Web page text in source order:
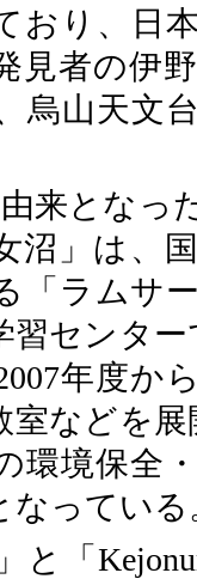
おり、日
見者の伊
烏山天文
来となっ
沼」は、
「ラムサ
習センタ
年度か
室などを
環境保全
なっている
と「